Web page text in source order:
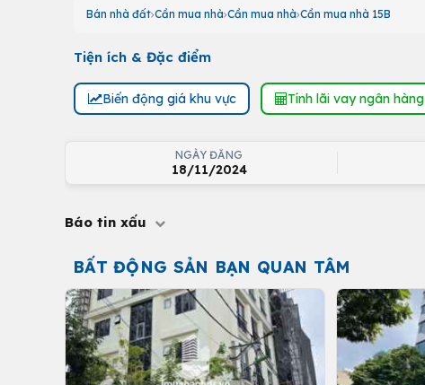
Bán nhà đất Cần mua nhà Cần mua nhà Cần mua nhà 15B
Tiện ích & Đặc điểm
Biến động giá khu vực Tính lãi vay ngân hàng
NGÀY ĐĂNG
18/11/2024
Báo tin xấu
BẤT ĐỘNG SẢN BẠN QUAN TÂM